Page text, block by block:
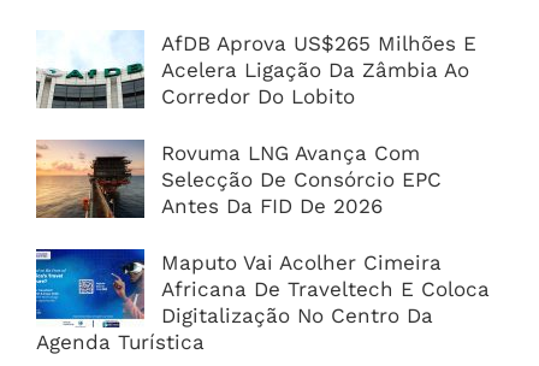
AfDB Aprova US$265 Milhões E
Acelera Ligação Da Zâmbia Ao
Corredor Do Lobito
Rovuma LNG Avança Com
Selecção De Consórcio EPC
Antes Da FID De 2026
Maputo Vai Acolher Cimeira
Africana De Traveltech E Coloca
Digitalização No Centro Da
Agenda Turística